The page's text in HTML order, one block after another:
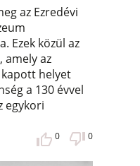
az Ezredévi
Ezek közül az
amely az
kapott helyet
a 130 évvel
egykori
0 0